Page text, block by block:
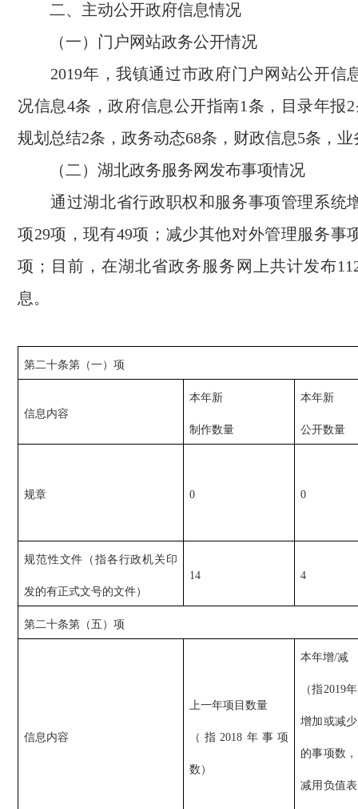
二、主动公开政府信息情况
（一）门户网站政务公开情况
2019年，我镇通过市政府门户网站公开信
况信息4条，政府信息公开指南1条，目录年报
规划总结2条，政务动态68条，财政信息5条，业
（二）湖北政务服务网发布事项情况
通过湖北省行政职权和服务事项管理系统
项29项，现有49项；减少其他对外管理服务事
项；目前，在湖北省政务服务网上共计发布
息。
第二十条第（一）项
信息内容
本年新
制作数量
本年新
公开数量
规章 0 0
规范性文件（指各行政机关印
发的有正式文号的文件）
14 4
第二十条第（五）项
信息内容
上一年项目数量
（指2018年事项
数）
本年增/减
（指2019年
增加或减少
的事项数，
减用负值表